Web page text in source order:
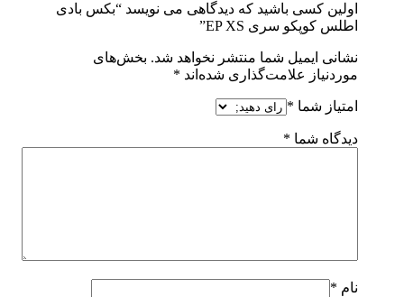
اولین کسی باشید که دیدگاهی می نویسد “بکس بادی
اطلس کوپکو سری EP XS”
نشانی ایمیل شما منتشر نخواهد شد. بخش‌های
موردنیاز علامت‌گذاری شده‌اند *
امتیاز شما *
دیدگاه شما *
نام *